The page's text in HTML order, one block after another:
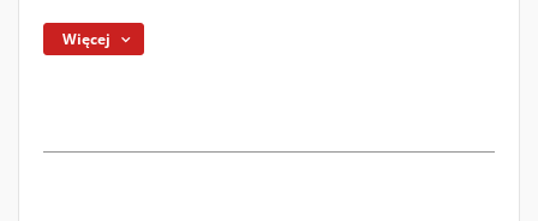
Więcej